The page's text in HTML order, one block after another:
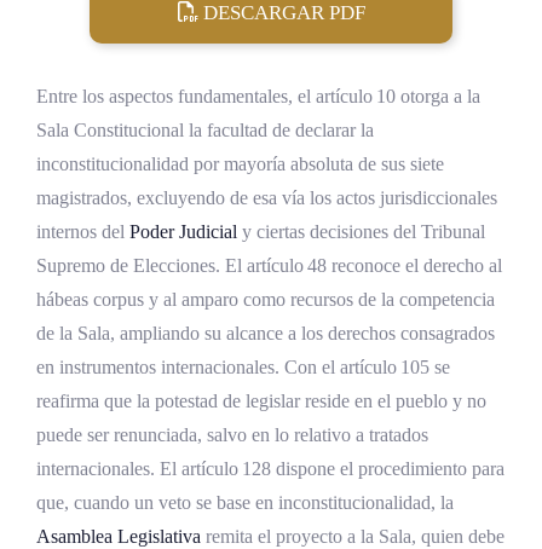
DESCARGAR PDF
Entre los aspectos fundamentales, el artículo 10 otorga a la
Sala Constitucional la facultad de declarar la
inconstitucionalidad por mayoría absoluta de sus siete
magistrados, excluyendo de esa vía los actos jurisdiccionales
internos del Poder Judicial y ciertas decisiones del Tribunal
Supremo de Elecciones. El artículo 48 reconoce el derecho al
hábeas corpus y al amparo como recursos de la competencia
de la Sala, ampliando su alcance a los derechos consagrados
en instrumentos internacionales. Con el artículo 105 se
reafirma que la potestad de legislar reside en el pueblo y no
puede ser renunciada, salvo en lo relativo a tratados
internacionales. El artículo 128 dispone el procedimiento para
que, cuando un veto se base en inconstitucionalidad, la
Asamblea Legislativa remita el proyecto a la Sala, quien debe